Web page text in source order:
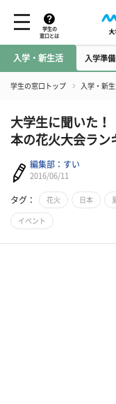
学生の
窓口とは
入学・新生活 入学準
学生の窓口トップ 入学・新
大学生に聞いた！
本の花火大会ラン
編集部：すい
2016/06/11
タグ： 花火 日本
イベント